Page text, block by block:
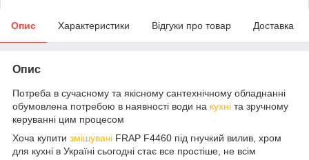
Опис Характеристики Відгуки про товар Доставка
Опис
Потреба в сучасному та якісному сантехнічному обладнанні
обумовлена потребою в наявності води на кухні та зручному
керуванні цим процесом
Хоча купити змішувачі FRAP F4460 під гнучкий вилив, хром
для кухні в Україні сьогодні стає все простіше, не всім